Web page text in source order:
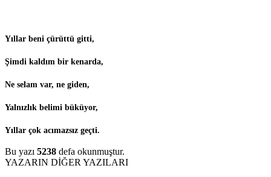
Yıllar beni çürüttü gitti,
Şimdi kaldım bir kenarda,
Ne selam var, ne giden,
Yalnızlık belimi büküyor,
Yıllar çok acımazsız geçti.
Bu yazı 5238 defa okunmuştur.
YAZARIN DİĞER YAZILARI